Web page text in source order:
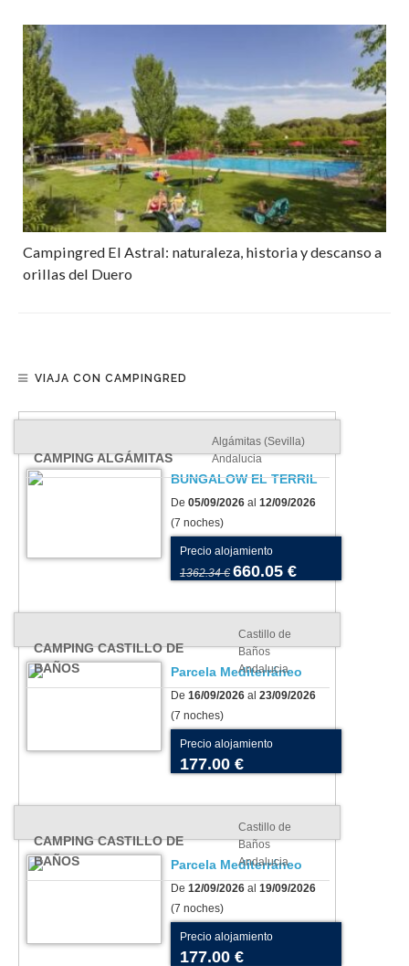
Campingred El Astral: naturaleza, historia y descanso a
orillas del Duero
VIAJA CON CAMPINGRED
CAMPING ALGÁMITAS
Algámitas (Sevilla)
Andalucia
BUNGALOW EL TERRIL
De 05/09/2026 al 12/09/2026
(7 noches)
Precio alojamiento
1362.34 € 660.05 €
CAMPING CASTILLO DE
BAÑOS
Castillo de
Baños
Andalucia
Parcela Mediterráneo
De 16/09/2026 al 23/09/2026
(7 noches)
Precio alojamiento
177.00 €
CAMPING CASTILLO DE
BAÑOS
Castillo de
Baños
Andalucia
Parcela Mediterráneo
De 12/09/2026 al 19/09/2026
(7 noches)
Precio alojamiento
177.00 €